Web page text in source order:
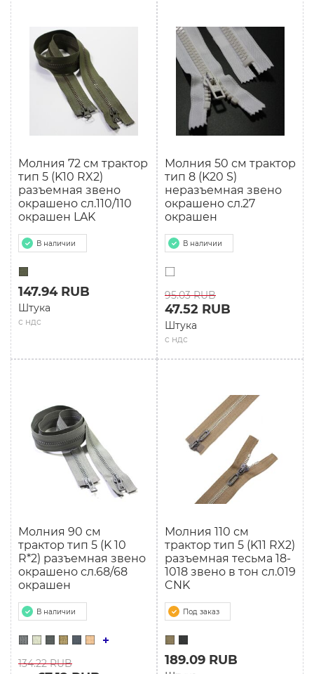
Молния 72 см трактор
тип 5 (K10 RX2)
разъемная звено
окрашено сл.110/110
окрашен LAK
В наличии
с ндс
147.94 RUB
Штука
Молния 50 см трактор
тип 8 (K20 S)
неразъемная звено
окрашено сл.27
окрашен
В наличии
95.03 RUB
с ндс
47.52 RUB
Штука
Молния 90 см
трактор тип 5 (K 10
R*2) разъемная звено
окрашено сл.68/68
окрашен
В наличии
134.22 RUB
Молния 110 см
трактор тип 5 (K11 RX2)
разъемная тесьма 18-
1018 звено в тон сл.019
CNK
Под заказ
189.09 RUB